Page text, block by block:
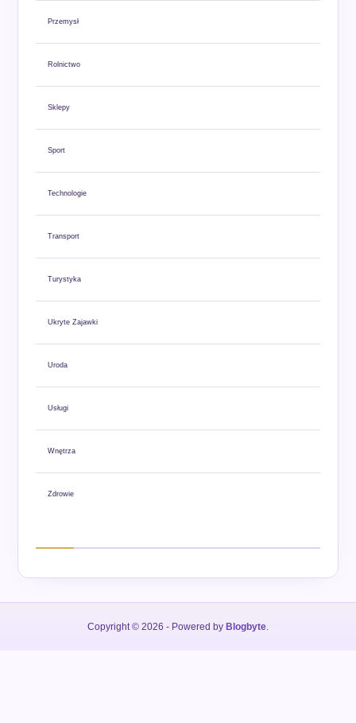
Przemysł
Rolnictwo
Sklepy
Sport
Technologie
Transport
Turystyka
Ukryte Zajawki
Uroda
Usługi
Wnętrza
Zdrowie
Copyright © 2026 - Powered by Blogbyte.